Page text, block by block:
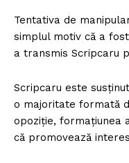
Tentativa de
simplul motiv că a
a transmis Scripcaru
Scripcaru este
o majoritate formată
opoziție, formațiunea
că promovează